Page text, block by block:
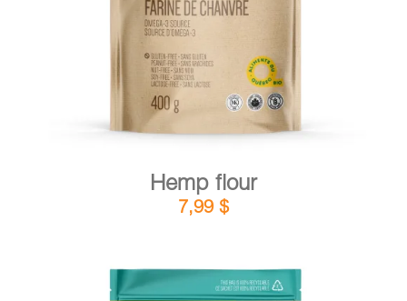
Hemp flour
7,99 $